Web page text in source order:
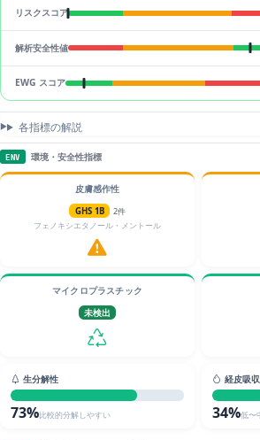
リスクスコア
解析安全性値
EWG スコア
各指標の解説
ENV 環境・安全性指標
皮膚感作性
GHS 1B
2件
フェノキシエタノール・メントール
マイクロプラスチック
未検出
生分解性
73%比較的分解しやすい
経皮吸
34%低〜